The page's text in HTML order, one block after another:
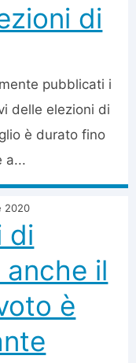
di
pubblicati i
delle elezioni di
è durato fino
a...
2020
di
anche il
è